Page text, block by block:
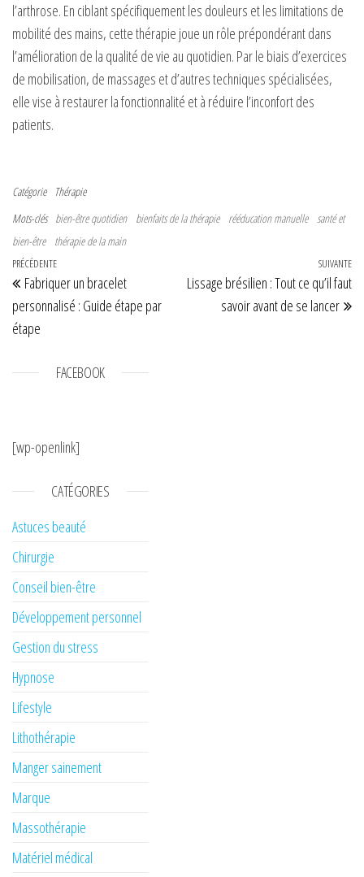
l’arthrose. En ciblant spécifiquement les douleurs et les limitations de
mobilité des mains, cette thérapie joue un rôle prépondérant dans
l’amélioration de la qualité de vie au quotidien. Par le biais d’exercices
de mobilisation, de massages et d’autres techniques spécialisées,
elle vise à restaurer la fonctionnalité et à réduire l’inconfort des
patients.
Catégorie
Thérapie
Mots-clés bien-être quotidien bienfaits de la thérapie rééducation manuelle santé et
bien-être
thérapie de la main
Navigation de l’article
Article précédent
PRÉCÉDENTE
Fabriquer un bracelet
personnalisé : Guide étape par
étape
SUIVANTE
Lissage brésilien : Tout ce qu’il faut
savoir avant de se lancer
FACEBOOK
[wp-openlink]
CATÉGORIES
Astuces beauté
Chirurgie
Conseil bien-être
Développement personnel
Gestion du stress
Hypnose
Lifestyle
Lithothérapie
Manger sainement
Marque
Massothérapie
Matériel médical